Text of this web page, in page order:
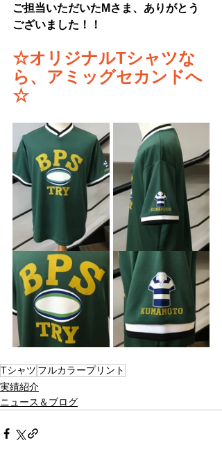
ご担当いただいたMさま、ありがとう
ございました！！
☆オリジナルTシャツな
ら、アミッグセカンドへ
☆
Tシャツ フルカラープリント
実績紹介
ニュース＆ブログ